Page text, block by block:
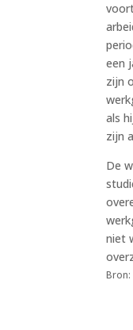
een
zijn
als
zijn
De
niet
Bron: